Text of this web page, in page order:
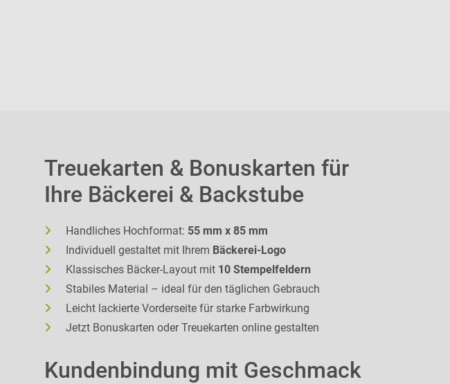
Treuekarten & Bonuskarten für
Ihre Bäckerei & Backstube
Handliches Hochformat: 55 mm x 85 mm
Individuell gestaltet mit Ihrem Bäckerei-Logo
Klassisches Bäcker-Layout mit 10 Stempelfeldern
Stabiles Material – ideal für den täglichen Gebrauch
Leicht lackierte Vorderseite für starke Farbwirkung
Jetzt Bonuskarten oder Treuekarten online gestalten
Kundenbindung mit Geschmack